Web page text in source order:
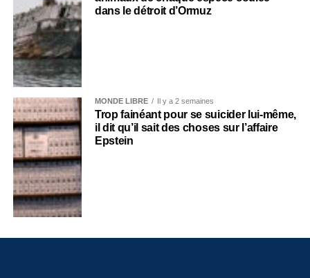
dans le détroit d’Ormuz
MONDE LIBRE Il y a 2 semaines
Trop fainéant pour se suicider lui-même,
il dit qu’il sait des choses sur l’affaire
Epstein